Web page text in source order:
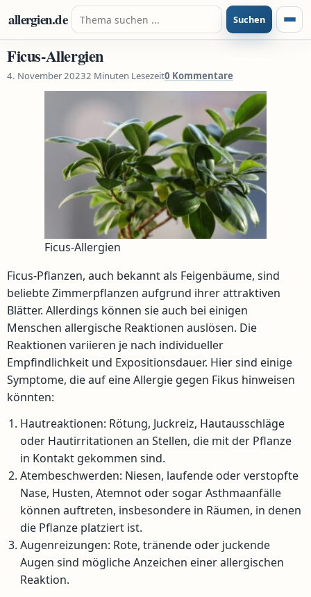
Zum Inhalt springen
allergien.de Suche nach: Suchen
Ficus-Allergien
4. November 20232 Minuten Lesezeit0 Kommentare
Ficus-Allergien
Ficus-Pflanzen, auch bekannt als Feigenbäume, sind
beliebte Zimmerpflanzen aufgrund ihrer attraktiven
Blätter. Allerdings können sie auch bei einigen
Menschen allergische Reaktionen auslösen. Die
Reaktionen variieren je nach individueller
Empfindlichkeit und Expositionsdauer. Hier sind einige
Symptome, die auf eine Allergie gegen Fikus hinweisen
könnten:
Hautreaktionen: Rötung, Juckreiz, Hautausschläge
oder Hautirritationen an Stellen, die mit der Pflanze
in Kontakt gekommen sind.
Atembeschwerden: Niesen, laufende oder verstopfte
Nase, Husten, Atemnot oder sogar Asthmaanfälle
können auftreten, insbesondere in Räumen, in denen
die Pflanze platziert ist.
Augenreizungen: Rote, tränende oder juckende
Augen sind mögliche Anzeichen einer allergischen
Reaktion.